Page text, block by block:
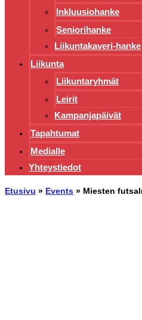
Inkluusiohanke
Seniorihanke
Liikuntakaveri-hanke
Liikunta
Liikuntaryhmät
Leirit
Kampanjapäivät
Tapahtumat
Medialle
Yhteystiedot
Etusivu » Events » Miesten